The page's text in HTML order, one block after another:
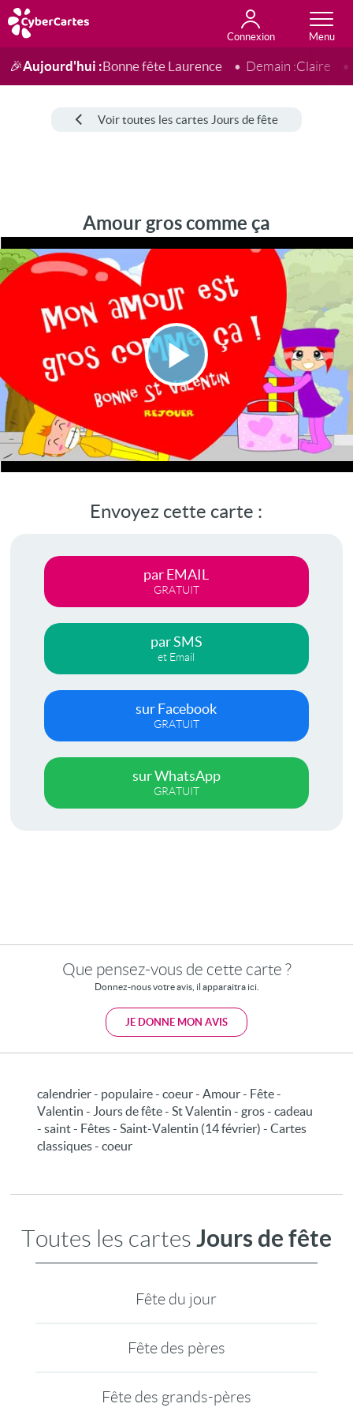
Connexion
Anniversaire
Fête du jour
Amour
Amitié
Merci
Toutes les cartes
🎉Aujourd'hui :Bonne fête Laurence Demain :Claire
Voir toutes les cartes Jours de fête
Amour gros comme ça
Lire
vidéo
Envoyez cette carte :
par EMAIL
GRATUIT
par SMS
et Email
sur Facebook
GRATUIT
sur WhatsApp
GRATUIT
Que pensez-vous de cette carte ?
Donnez-nous votre avis, il apparaitra ici.
JE DONNE MON AVIS
calendrier - populaire - coeur - Amour - Fête -
Valentin - Jours de fête - St Valentin - gros - cadeau
- saint - Fêtes - Saint-Valentin (14 février) - Cartes
classiques - coeur
Toutes les cartes Jours de fête
Fête du jour
Fête des pères
Fête des grands-pères